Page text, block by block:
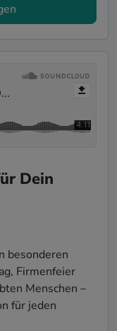
Dein
besonderen
Firmenfeier
Menschen –
für jeden